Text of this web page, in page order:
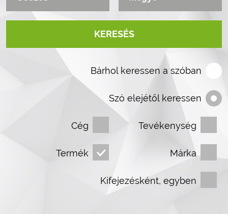
KERESÉS
Bárhol keressen a szóban
Szó elejétől keressen
Cég Tevékenység
Termék Márka
Kifejezésként, egyben